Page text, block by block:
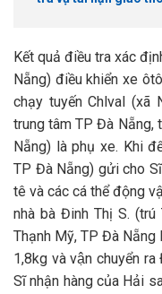
Kết quả điều tra xác
Nẵng) điều khiển xe
chạy tuyến Chlval (xã
trung tâm TP Đà Nẵng,
Nẵng) là phụ xe. Khi
TP Đà Nẵng) gửi cho
tê và các cá thể động
nhà bà Đinh Thị S.
Thạnh Mỹ, TP Đà
1,8kg và vận chuyển
Sĩ nhận hàng của Hải